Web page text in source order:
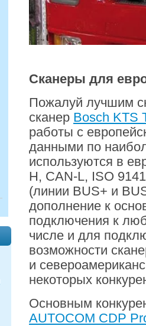
Сканеры для
Пожалуй лучшим
сканер Bosch KTS
работы с
данными по
используются в
H, CAN-L, ISO
(линии BUS+ и
дополнение к
подключения к
числе и для
возможности
и
некоторых
Основным
AUTOCOM CDP